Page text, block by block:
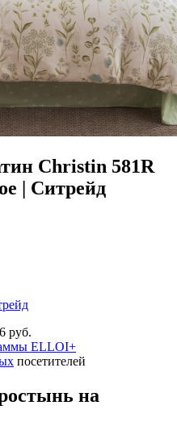
Christin 581R
| Ситрейд
руб.
ELLOI+
посетителей
на